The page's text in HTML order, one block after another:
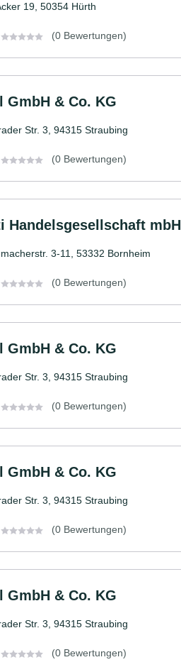
19, 50354 Hürth
(0 Bewertungen)
GmbH & Co. KG
Str. 3, 94315 Straubing
(0 Bewertungen)
Handelsgesellschaft mbH
3-11, 53332 Bornheim
(0 Bewertungen)
GmbH & Co. KG
Str. 3, 94315 Straubing
(0 Bewertungen)
GmbH & Co. KG
Str. 3, 94315 Straubing
(0 Bewertungen)
GmbH & Co. KG
Str. 3, 94315 Straubing
(0 Bewertungen)